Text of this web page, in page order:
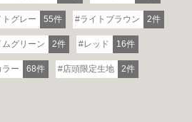
トグレー 55件 ライトブラウン 2件
ムグリーン 2件 レッド 16件
ラー 68件 店頭限定生地 2件